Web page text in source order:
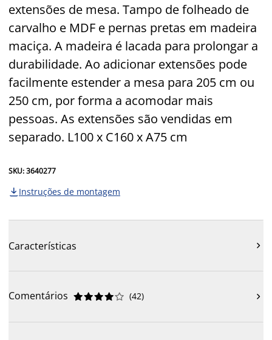
extensões de mesa. Tampo de folheado de
carvalho e MDF e pernas pretas em madeira
maciça. A madeira é lacada para prolongar a
durabilidade. Ao adicionar extensões pode
facilmente estender a mesa para 205 cm ou
250 cm, por forma a acomodar mais
pessoas. As extensões são vendidas em
separado. L100 x C160 x A75 cm
SKU: 3640277
 Instruções de montagem
Características 
Comentários 




 (42) 